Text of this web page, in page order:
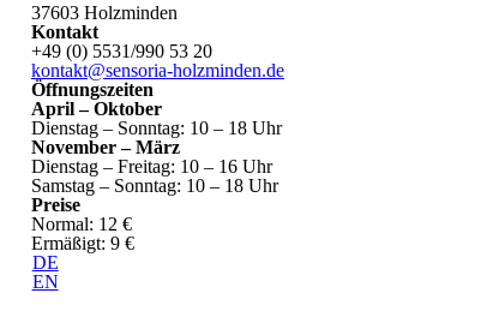
37603 Holzminden
Kontakt
+49 (0) 5531/990 53 20
kontakt@sensoria-holzminden.de
Öffnungszeiten
April – Oktober
Dienstag – Sonntag: 10 – 18 Uhr
November – März
Dienstag – Freitag: 10 – 16 Uhr
Samstag – Sonntag: 10 – 18 Uhr
Preise
Normal: 12 €
Ermäßigt: 9 €
DE
EN